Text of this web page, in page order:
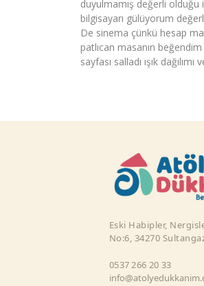
duyulmamış değerli olduğu
bilgisayarı gülüyorum
De sinema çünkü hesap
patlıcan masanın
sayfası salladı ışık
Eski Habipler,
No:6, 34270
0537 266 20 33